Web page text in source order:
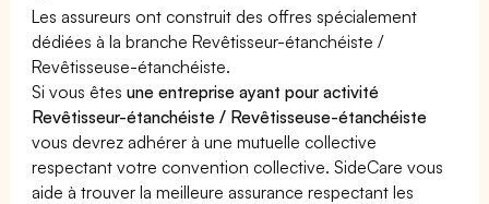
Les assureurs ont construit des offres spécialement
dédiées à la branche Revêtisseur-étanchéiste /
Revêtisseuse-étanchéiste.
Si vous êtesune entreprise ayant pour activité
Revêtisseur-étanchéiste / Revêtisseuse-étanchéiste
vous devrez adhérer à une mutuelle collective
respectant votre convention collective. SideCare vous
aide à trouver la meilleure assurance respectant les